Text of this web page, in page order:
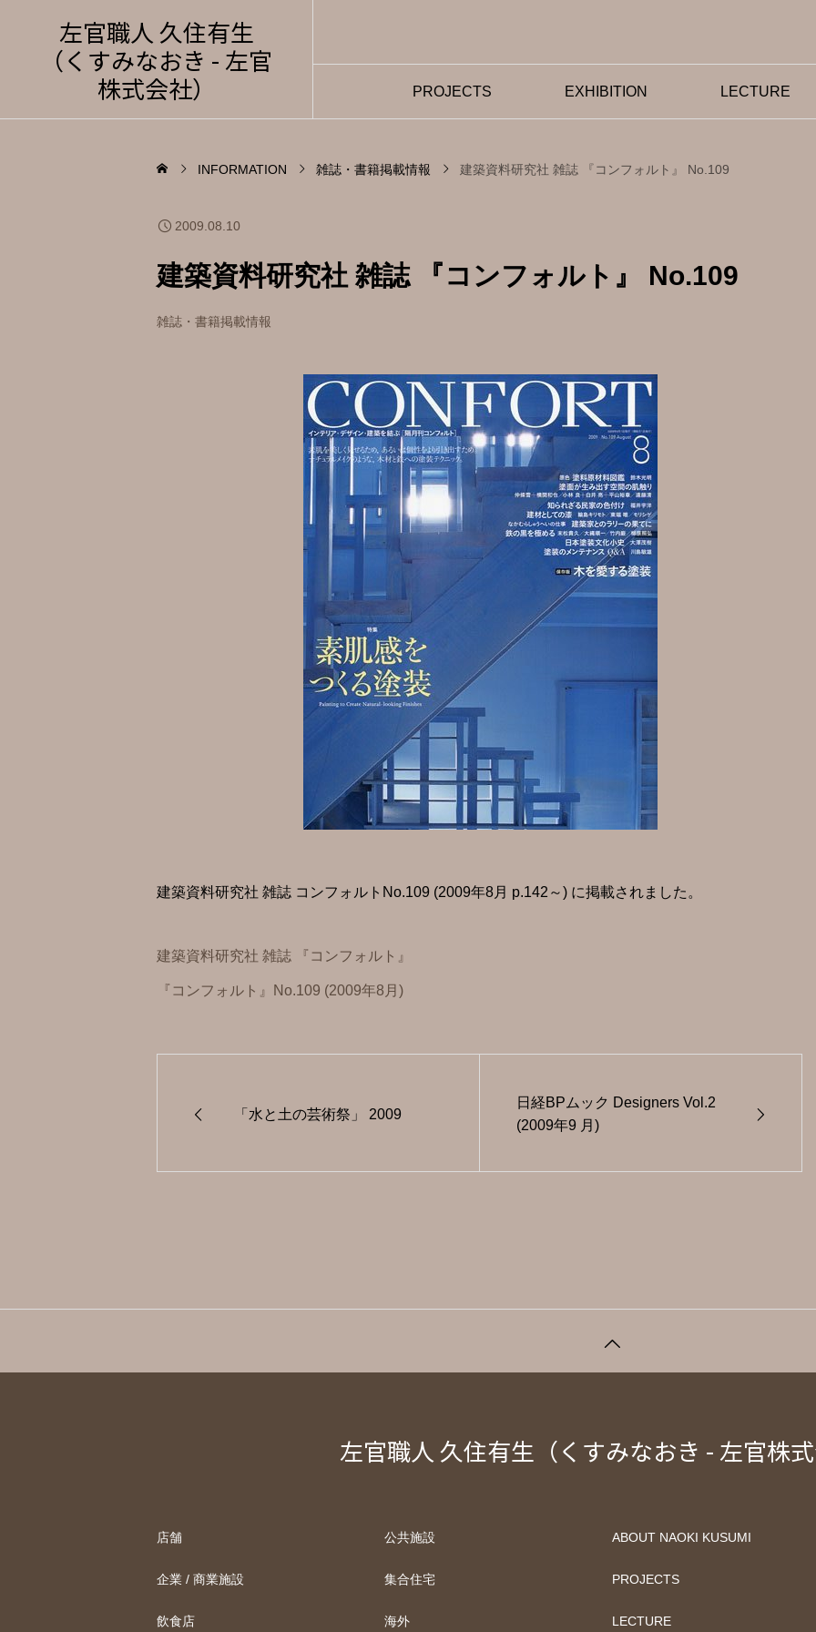
左官職人 久住有生
（くすみなおき - 左官
株式会社）
PROJECTS EXHIBITION LECTURE
INFORMATION 雑誌・書籍掲載情報 建築資料研究社 雑誌 『コンフォルト』 No.109
2009.08.10
建築資料研究社 雑誌 『コンフォルト』 No.109
雑誌・書籍掲載情報
建築資料研究社 雑誌 コンフォルトNo.109 (2009年8月 p.142～) に掲載されました。
建築資料研究社 雑誌 『コンフォルト』
『コンフォルト』No.109 (2009年8月)
「水と土の芸術祭」 2009
日経BPムック Designers Vol.2
(2009年9 月)
東京都優秀技能者（東京マイス
静岡県 Ｏ邸
左官職人 久住有生（くすみなおき - 左官株
店舗
企業 / 商業施設
飲食店
公共施設
集合住宅
海外
ABOUT NAOKI KUSUMI
PROJECTS
LECTURE